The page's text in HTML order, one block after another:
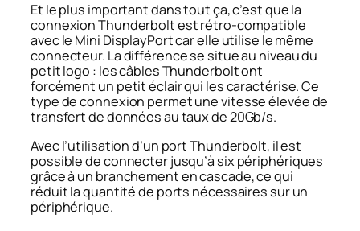
Et le plus important dans tout ça, c’est que la
connexion Thunderbolt est rétro-compatible
avec le Mini DisplayPort car elle utilise le même
connecteur. La différence se situe au niveau du
petit logo : les câbles Thunderbolt ont
forcément un petit éclair qui les caractérise. Ce
type de connexion permet une vitesse élevée de
transfert de données au taux de 20Gb/s.
Avec l’utilisation d’un port Thunderbolt, il est
possible de connecter jusqu’à six périphériques
grâce à un branchement en cascade, ce qui
réduit la quantité de ports nécessaires sur un
périphérique.